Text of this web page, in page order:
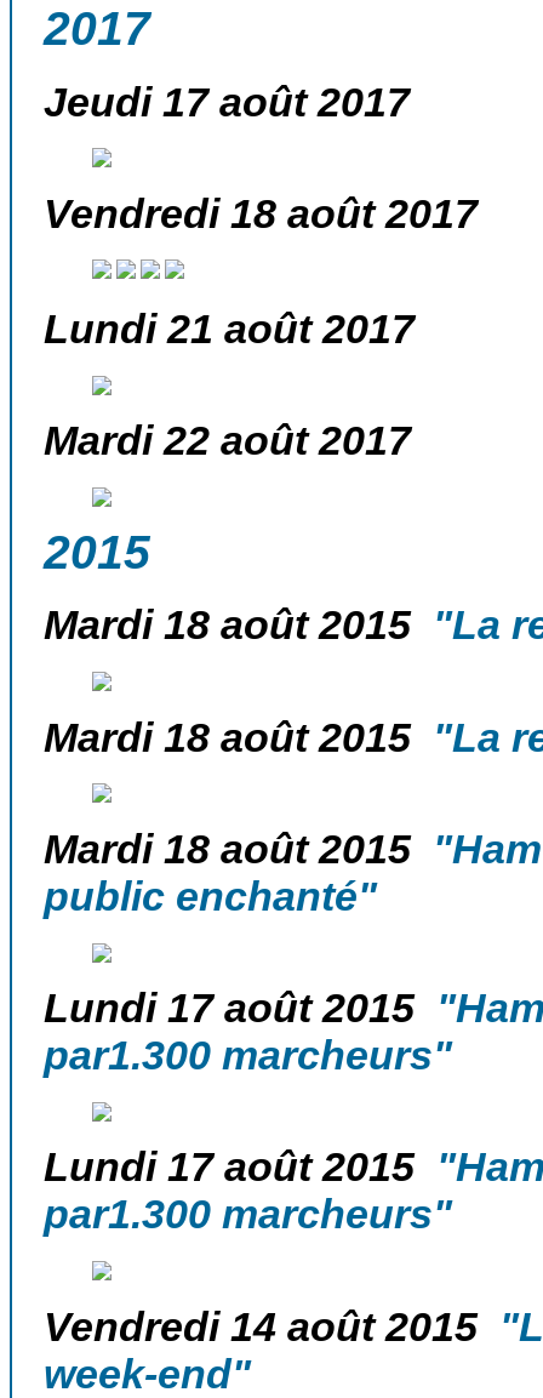
2017
Jeudi 17 août 2017
Vendredi 18 août 2017
Lundi 21 août 2017
Mardi 22 août 2017
2015
Mardi 18 août 2015"La
Mardi 18 août 2015"La
Mardi 18 août 2015
public enchanté"
Lundi 17 août 2015
par1.300 marcheurs"
Lundi 17 août 2015
par1.300 marcheurs"
Vendredi 14 août 2015
week-end"